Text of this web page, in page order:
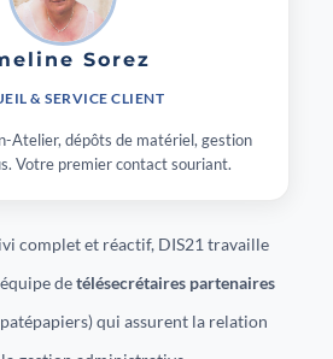
Sorez
& SERVICE CLIENT
Atelier, dépôts de matériel, gestion
Votre premier contact souriant.
complet et réactif, DIS21 travaille
detélésecrétaires partenaires
qui assurent la relation